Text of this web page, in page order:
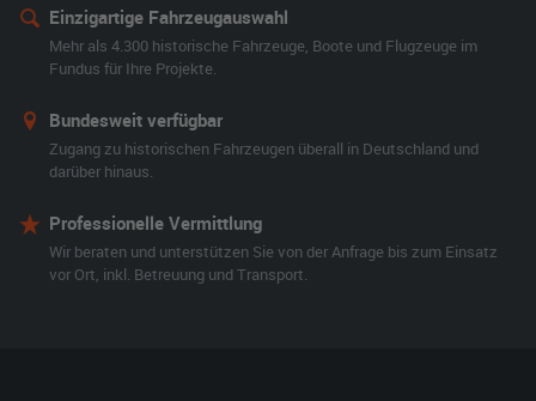
Einzigartige Fahrzeugauswahl
Mehr als 4.300 historische Fahrzeuge, Boote und Flugzeuge im
Fundus für Ihre Projekte.
Bundesweit verfügbar
Zugang zu historischen Fahrzeugen überall in Deutschland und
darüber hinaus.
Professionelle Vermittlung
Wir beraten und unterstützen Sie von der Anfrage bis zum Einsatz
vor Ort, inkl. Betreuung und Transport.